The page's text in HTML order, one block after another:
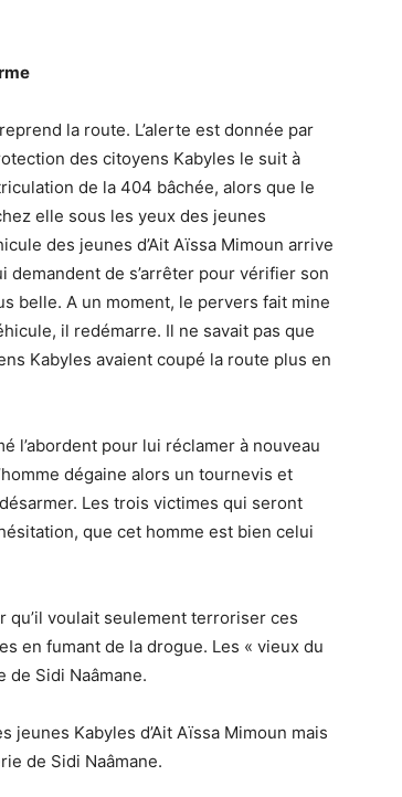
la route. L’alerte est donnée par
des citoyens Kabyles le suit à
de la 404 bâchée, alors que le
elle sous les yeux des jeunes
des jeunes d’Ait Aïssa Mimoun arrive
demandent de s’arrêter pour vérifier son
belle. A un moment, le pervers fait mine
il redémarre. Il ne savait pas que
Kabyles avaient coupé la route plus en
l’abordent pour lui réclamer à nouveau
dégaine alors un tournevis et
Les trois victimes qui seront
que cet homme est bien celui
qu’il voulait seulement terroriser ces
en fumant de la drogue. Les « vieux du
de Sidi Naâmane.
jeunes Kabyles d’Ait Aïssa Mimoun mais
de Sidi Naâmane.